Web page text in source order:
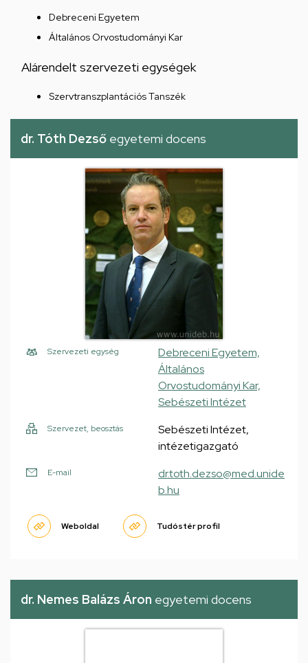
Debreceni Egyetem
Általános Orvostudományi Kar
Alárendelt szervezeti egységek
Szervtranszplantációs Tanszék
dr. Tóth Dezső egyetemi docens
Szervezeti egység
Debreceni Egyetem,
Általános
Orvostudományi Kar,
Sebészeti Intézet
Szervezet, beosztás
Sebészeti Intézet,
intézetigazgató
E-mail
dr.toth.dezso@med.unide
b.hu
Weboldal Tudóstér profil
dr. Nemes Balázs Áron egyetemi docens